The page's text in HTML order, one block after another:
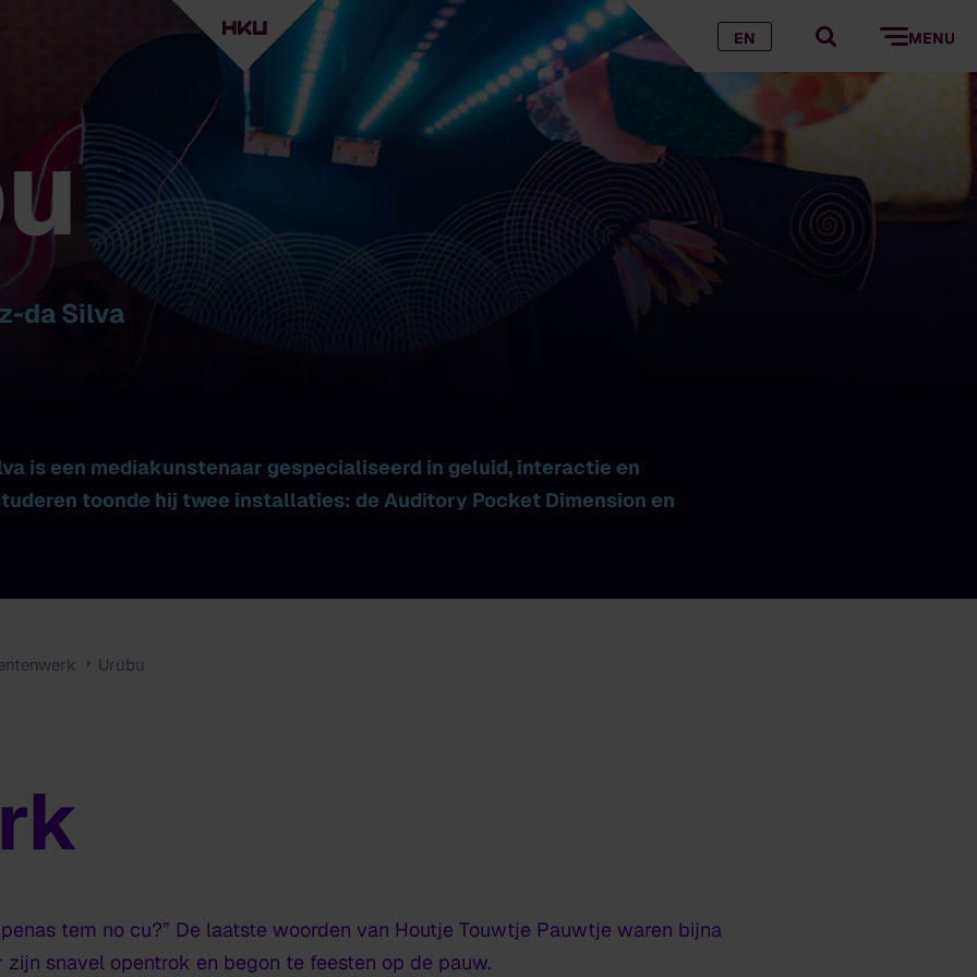
EN MENU
da Silva
is een mediakunstenaar gespecialiseerd in geluid, interactie en
toonde hij twee installaties: de Auditory Pocket Dimension en
Urubu
tem no cu?” De laatste woorden van Houtje Touwtje Pauwtje waren bijna
snavel opentrok en begon te feesten op de pauw.